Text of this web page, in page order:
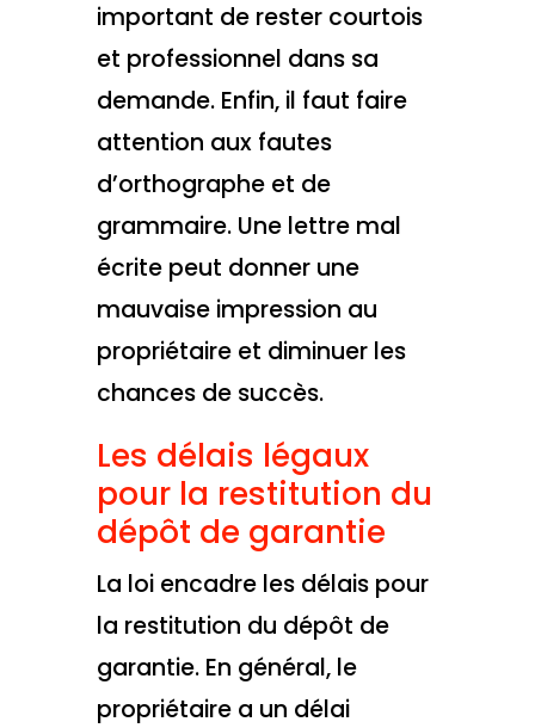
important de rester courtois
et professionnel dans sa
demande. Enfin, il faut faire
attention aux fautes
d’orthographe et de
grammaire. Une lettre mal
écrite peut donner une
mauvaise impression au
propriétaire et diminuer les
chances de succès.
Les délais légaux
pour la restitution du
dépôt de garantie
La loi encadre les délais pour
la restitution du dépôt de
garantie. En général, le
propriétaire a un délai